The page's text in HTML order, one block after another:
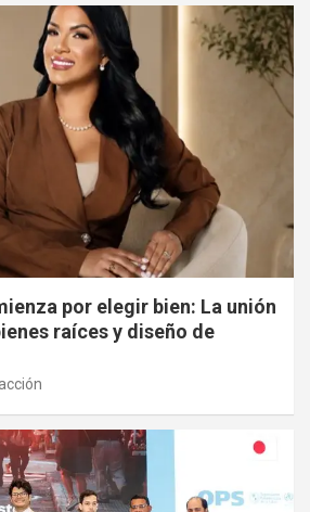
por elegir bien: La unión
raíces y diseño de